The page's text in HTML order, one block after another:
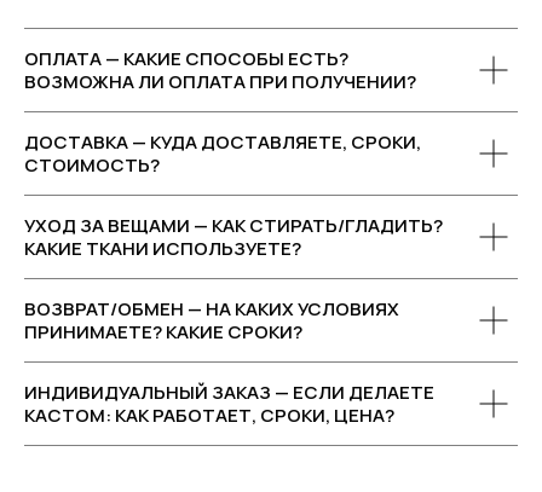
ОПЛАТА — КАКИЕ СПОСОБЫ ЕСТЬ?
ВОЗМОЖНА ЛИ ОПЛАТА ПРИ ПОЛУЧЕНИИ?
ДОСТАВКА — КУДА ДОСТАВЛЯЕТЕ, СРОКИ,
СТОИМОСТЬ?
УХОД ЗА ВЕЩАМИ — КАК СТИРАТЬ/ГЛАДИТЬ?
КАКИЕ ТКАНИ ИСПОЛЬЗУЕТЕ?
ВОЗВРАТ/ОБМЕН — НА КАКИХ УСЛОВИЯХ
ПРИНИМАЕТЕ? КАКИЕ СРОКИ?
ИНДИВИДУАЛЬНЫЙ ЗАКАЗ — ЕСЛИ ДЕЛАЕТЕ
КАСТОМ: КАК РАБОТАЕТ, СРОКИ, ЦЕНА?